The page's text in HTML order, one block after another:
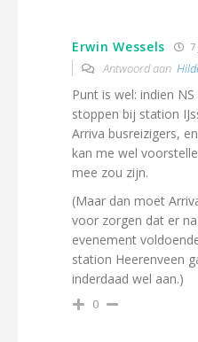
Erwin Wessels
Antwoord aan
Punt is wel: indien
stoppen bij station
Arriva busreizigers,
kan me wel
mee zou zijn.
(Maar dan moet
voor zorgen dat er
evenement
station Heerenveen
inderdaad wel aan.)
0